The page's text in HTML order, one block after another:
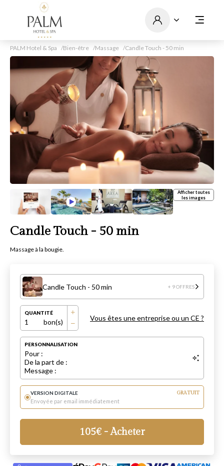
PALM Hotel & Spa Bien-être Massage Candle Touch - 50 min
Afficher toutes
les images
Candle Touch - 50 min
Massage à la bougie.
Candle Touch - 50 min + 9 OFFRES
QUANTITÉ
1 bon(s) Vous êtes une entreprise ou un CE ?
PERSONNALISATION
Pour :
De la part de :
Message :
VERSION DIGITALE GRATUIT
Envoyée par email immédiatement
105€- Acheter